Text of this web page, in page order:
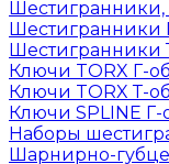
Шестигранники,
Шестигранники
Шестигранники
Ключи TORX Г-
Ключи TORX Т-
Ключи SPLINE Г-
Наборы
Шарнирно-